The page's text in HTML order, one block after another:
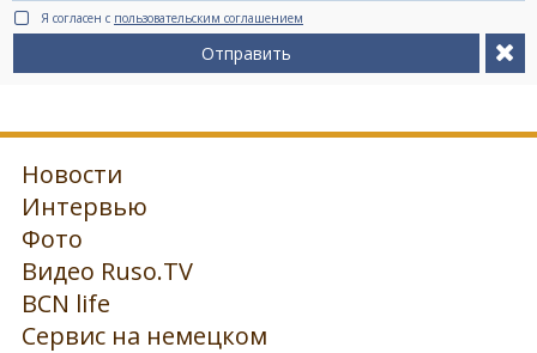
Я согласен с пользовательским соглашением
Отправить
Новости
Интервью
Фото
Видео Ruso.TV
BCN life
Сервис на немецком